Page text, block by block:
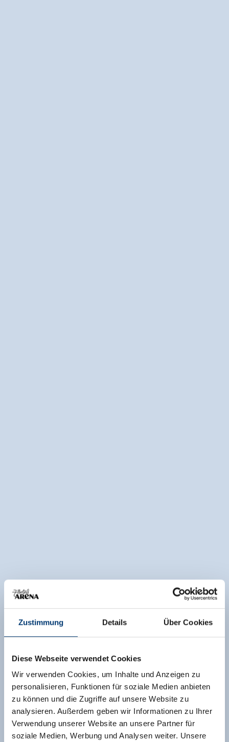
Zustimmung Details Über Cookies
Diese Webseite verwendet Cookies
Wir verwenden Cookies, um Inhalte und Anzeigen zu
personalisieren, Funktionen für soziale Medien anbieten
zu können und die Zugriffe auf unsere Website zu
analysieren. Außerdem geben wir Informationen zu Ihrer
Verwendung unserer Website an unsere Partner für
soziale Medien, Werbung und Analysen weiter. Unsere